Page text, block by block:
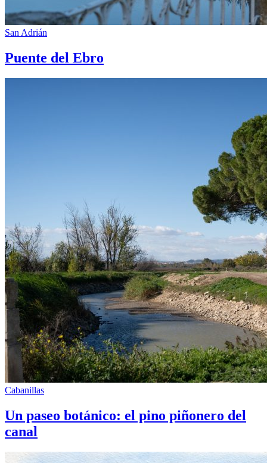
San Adrián
Puente del Ebro
Cabanillas
Un paseo botánico: el pino piñonero del
canal